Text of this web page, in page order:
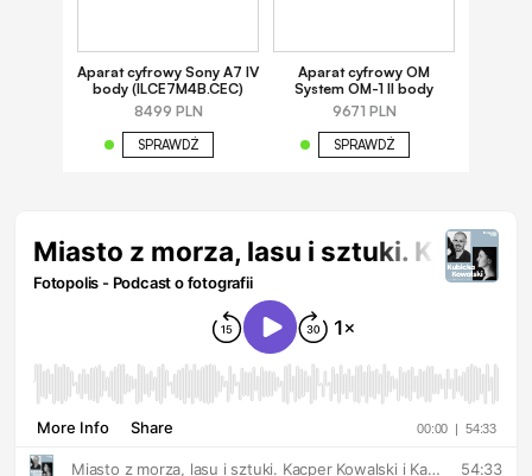
Aparat cyfrowy Sony A7 IV
body (ILCE7M4B.CEC)
8499 PLN
SPRAWDŹ
Aparat cyfrowy OM
System OM-1 II body
9671 PLN
SPRAWDŹ